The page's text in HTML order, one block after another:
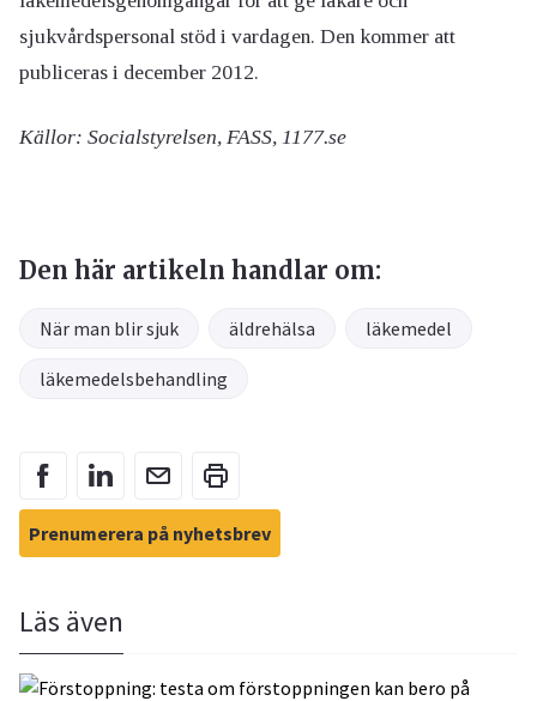
sjukvårdspersonal stöd i vardagen. Den kommer att
publiceras i december 2012.
Källor: Socialstyrelsen, FASS, 1177.se
Den här artikeln handlar om:
När man blir sjuk äldrehälsa läkemedel
läkemedelsbehandling
Prenumerera på nyhetsbrev
Läs även